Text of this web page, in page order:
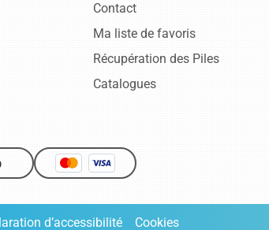
Contact
Ma liste de favoris
Récupération des Piles
Catalogues
d’accessibilité Cookies